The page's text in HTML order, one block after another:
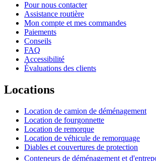
Pour nous contacter
Assistance routière
Mon compte et mes commandes
Paiements
Conseils
FAQ
Accessibilité
Évaluations des clients
Locations
Location de camion de déménagement
Location de fourgonnette
Location de remorque
Location de véhicule de remorquage
Diables et couvertures de protection
Conteneurs de déménagement et